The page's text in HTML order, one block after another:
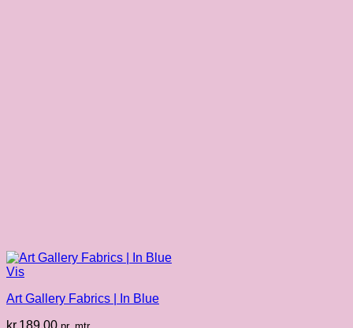
Vis
Art Gallery Fabrics | In Blue
kr.189.00